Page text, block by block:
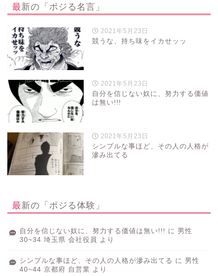
最新の「ポジる名言」
2021年5月23日
競うな、持ち味をイカせッッ
2021年5月23日
自分を信じない奴に、努力する価値
は無い!!!
2021年5月23日
シンプルな事ほど、その人の人格が
滲み出てる
最新の「ポジる体験」
自分を信じない奴に、努力する価値は無い!!! に 男性
30~34 埼玉県 会社役員
より
シンプルな事ほど、その人の人格が滲み出てる に 男性
40~44 京都府 自営業 より